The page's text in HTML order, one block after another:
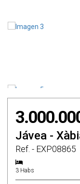
Jávea -
Ref. - EXP08865
3 Habs